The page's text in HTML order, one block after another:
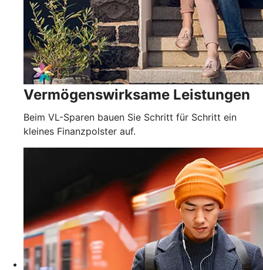
Vermögenswirksame Leistungen
Beim VL-Sparen bauen Sie Schritt für Schritt ein
kleines Finanzpolster auf.